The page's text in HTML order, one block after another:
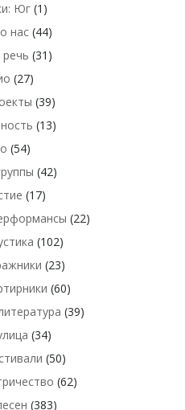
Юг (1)
нас(44)
(31)
(27)
(39)
(13)
(54)
(42)
(17)
(22)
(102)
(23)
(60)
(39)
(34)
(50)
(62)
(383)